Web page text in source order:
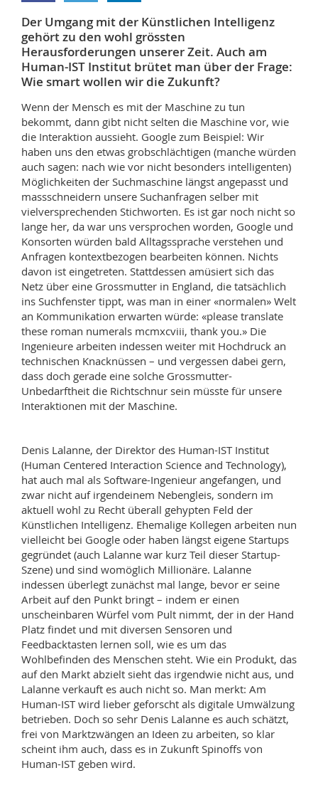
Interfakultär
Doktorierende
Vorlesungsverzeichnis
MyUnifr
Der Umgang mit der Künstlichen Intelligenz
gehört zu den wohl grössten
Herausforderungen unserer Zeit. Auch am
Human-IST Institut brütet man über der Frage:
Wie smart wollen wir die Zukunft?
Wenn der Mensch es mit der Maschine zu tun
bekommt, dann gibt nicht selten die Maschine vor, wie
die Interaktion aussieht. Google zum Beispiel: Wir
haben uns den etwas grobschlächtigen (manche würden
auch sagen: nach wie vor nicht besonders intelligenten)
Möglichkeiten der Suchmaschine längst angepasst und
massschneidern unsere Suchanfragen selber mit
vielversprechenden Stichworten. Es ist gar noch nicht so
lange her, da war uns versprochen worden, Google und
Konsorten würden bald Alltagssprache verstehen und
Anfragen kontextbezogen bearbeiten können. Nichts
davon ist eingetreten. Stattdessen amüsiert sich das
Netz über eine Grossmutter in England, die tatsächlich
ins Suchfenster tippt, was man in einer «normalen» Welt
an Kommunikation erwarten würde: «please translate
these roman numerals mcmxcviii, thank you.» Die
Ingenieure arbeiten indessen weiter mit Hochdruck an
technischen Knacknüssen – und vergessen dabei gern,
dass doch gerade eine solche Grossmutter-
Unbedarftheit die Richtschnur sein müsste für unsere
Interaktionen mit der Maschine.
Denis Lalanne, der Direktor des Human-IST Institut
(Human Centered Interaction Science and Technology),
hat auch mal als Software-Ingenieur angefangen, und
zwar nicht auf irgendeinem Nebengleis, sondern im
aktuell wohl zu Recht überall gehypten Feld der
Künstlichen Intelligenz. Ehemalige Kollegen arbeiten nun
vielleicht bei Google oder haben längst eigene Startups
gegründet (auch Lalanne war kurz Teil dieser Startup-
Szene) und sind womöglich Millionäre. Lalanne
indessen überlegt zunächst mal lange, bevor er seine
Arbeit auf den Punkt bringt – indem er einen
unscheinbaren Würfel vom Pult nimmt, der in der Hand
Platz findet und mit diversen Sensoren und
Feedbacktasten lernen soll, wie es um das
Wohlbefinden des Menschen steht. Wie ein Produkt, das
auf den Markt abzielt sieht das irgendwie nicht aus, und
Lalanne verkauft es auch nicht so. Man merkt: Am
Human-IST wird lieber geforscht als digitale Umwälzung
betrieben. Doch so sehr Denis Lalanne es auch schätzt,
frei von Marktzwängen an Ideen zu arbeiten, so klar
scheint ihm auch, dass es in Zukunft Spinoffs von
Human-IST geben wird.